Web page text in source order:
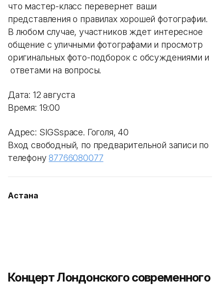
что мастер-класс перевернет ваши
представления о правилах хорошей фотографии.
В любом случае, участников ждет интересное
общение с уличными фотографами и просмотр
оригинальных фото-подборок с обсуждениями и
ответами на вопросы.
Дата: 12 августа
Время: 19:00
Адрес: SIGSspace. Гоголя, 40
Вход свободный, по предварительной записи по
телефону87766080077
Астана
Концерт Лондонского современного